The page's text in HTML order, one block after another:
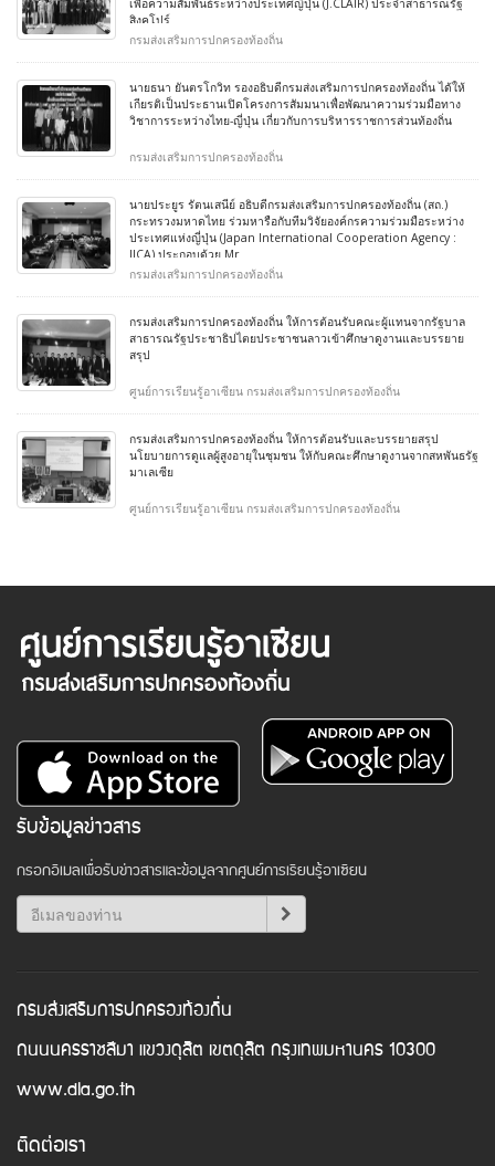
เพื่อความสัมพันธ์ระหว่างประเทศญี่ปุ่น (J.CLAIR) ประจำสาธารณรัฐ
สิงคโปร์
กรมส่งเสริมการปกครองท้องถิ่น
นายธนา ยันตรโกวิท รองอธิบดีกรมส่งเสริมการปกครองท้องถิ่น ได้ให้
เกียรติเป็นประธานเปิดโครงการสัมมนาเพื่อพัฒนาความร่วมมือทาง
วิชาการระหว่างไทย-ญี่ปุ่น เกี่ยวกับการบริหารราชการส่วนท้องถิ่น
กรมส่งเสริมการปกครองท้องถิ่น
นายประยูร รัตนเสนีย์ อธิบดีกรมส่งเสริมการปกครองท้องถิ่น (สถ.)
กระทรวงมหาดไทย ร่วมหารือกับทีมวิจัยองค์กรความร่วมมือระหว่าง
ประเทศแห่งญี่ปุ่น (Japan International Cooperation Agency :
JICA) ประกอบด้วย Mr
กรมส่งเสริมการปกครองท้องถิ่น
กรมส่งเสริมการปกครองท้องถิ่น ให้การต้อนรับคณะผู้แทนจากรัฐบาล
สาธารณรัฐประชาธิปไตยประชาชนลาวเข้าศึกษาดูงานและบรรยาย
สรุป
ศูนย์การเรียนรู้อาเซียน กรมส่งเสริมการปกครองท้องถิ่น
กรมส่งเสริมการปกครองท้องถิ่น ให้การต้อนรับและบรรยายสรุป
นโยบายการดูแลผู้สูงอายุในชุมชน ให้กับคณะศึกษาดูงานจากสหพันธรัฐ
มาเลเซีย
ศูนย์การเรียนรู้อาเซียน กรมส่งเสริมการปกครองท้องถิ่น
รับข้อมูลข่าวสาร
กรอกอีเมลเพื่อรับข่าวสารและข้อมูลจากศูนย์การเรียนรู้อาเซียน
กรมส่งเสริมการปกครองท้องถิ่น
ถนนนครราชสีมา แขวงดุสิต เขตดุสิต กรุงเทพมหานคร 10300
www.dla.go.th
ติดต่อเรา